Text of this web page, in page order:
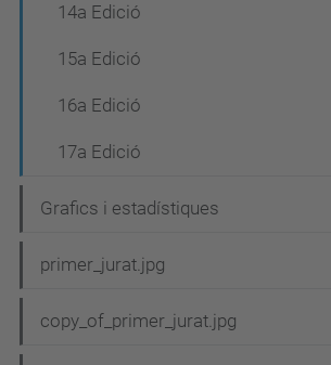
14a Edició
15a Edició
16a Edició
17a Edició
Grafics i estadístiques
primer_jurat.jpg
copy_of_primer_jurat.jpg